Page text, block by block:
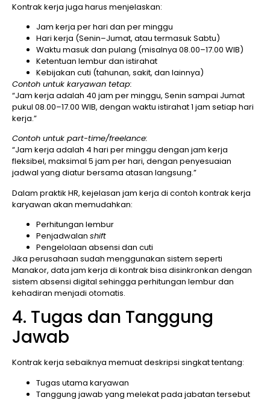
Kontrak kerja juga harus menjelaskan:
Jam kerja per hari dan per minggu
Hari kerja (Senin–Jumat, atau termasuk Sabtu)
Waktu masuk dan pulang (misalnya 08.00–17.00 WIB)
Ketentuan lembur dan istirahat
Kebijakan cuti (tahunan, sakit, dan lainnya)
Contoh untuk karyawan tetap:
“Jam kerja adalah 40 jam per minggu, Senin sampai Jumat
pukul 08.00–17.00 WIB, dengan waktu istirahat 1 jam setiap hari
kerja.”
Contoh untuk part-time/freelance:
“Jam kerja adalah 4 hari per minggu dengan jam kerja
fleksibel, maksimal 5 jam per hari, dengan penyesuaian
jadwal yang diatur bersama atasan langsung.”
Dalam praktik HR, kejelasan jam kerja di contoh kontrak kerja
karyawan akan memudahkan:
Perhitungan lembur
Penjadwalan shift
Pengelolaan absensi dan cuti
Jika perusahaan sudah menggunakan sistem seperti
Manakor, data jam kerja di kontrak bisa disinkronkan dengan
sistem absensi digital sehingga perhitungan lembur dan
kehadiran menjadi otomatis.
4. Tugas dan Tanggung
Jawab
Kontrak kerja sebaiknya memuat deskripsi singkat tentang:
Tugas utama karyawan
Tanggung jawab yang melekat pada jabatan tersebut